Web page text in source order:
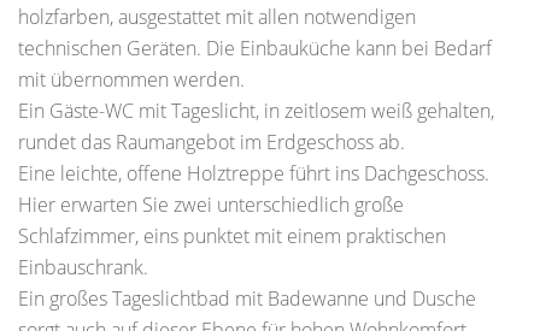
holzfarben, ausgestattet mit allen notwendigen
technischen Geräten. Die Einbauküche kann bei Bedarf
mit übernommen werden.
Ein Gäste-WC mit Tageslicht, in zeitlosem weiß gehalten,
rundet das Raumangebot im Erdgeschoss ab.
Eine leichte, offene Holztreppe führt ins Dachgeschoss.
Hier erwarten Sie zwei unterschiedlich große
Schlafzimmer, eins punktet mit einem praktischen
Einbauschrank.
Ein großes Tageslichtbad mit Badewanne und Dusche